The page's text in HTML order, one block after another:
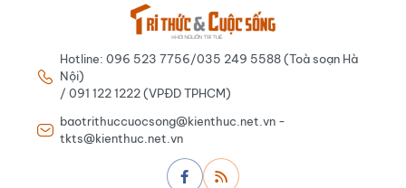
Hotline: 096 523 7756/035 249 5588 (Toà soạn Hà
Nội)
/ 091 122 1222 (VPĐD TPHCM)
baotrithuccuocsong@kienthuc.net.vn -
tkts@kienthuc.net.vn